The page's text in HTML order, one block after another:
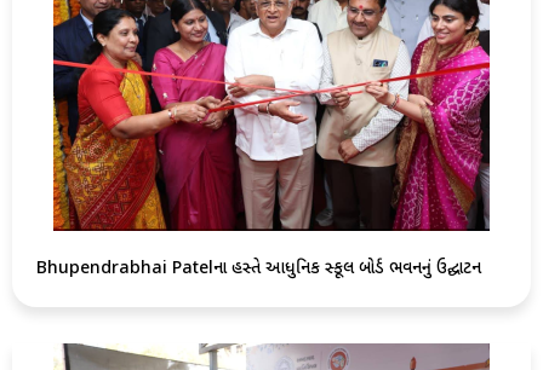
Bhupendrabhai Patelના હસ્તે આધુનિક સ્કૂલ બોર્ડ ભવનનું ઉદ્ઘાટન